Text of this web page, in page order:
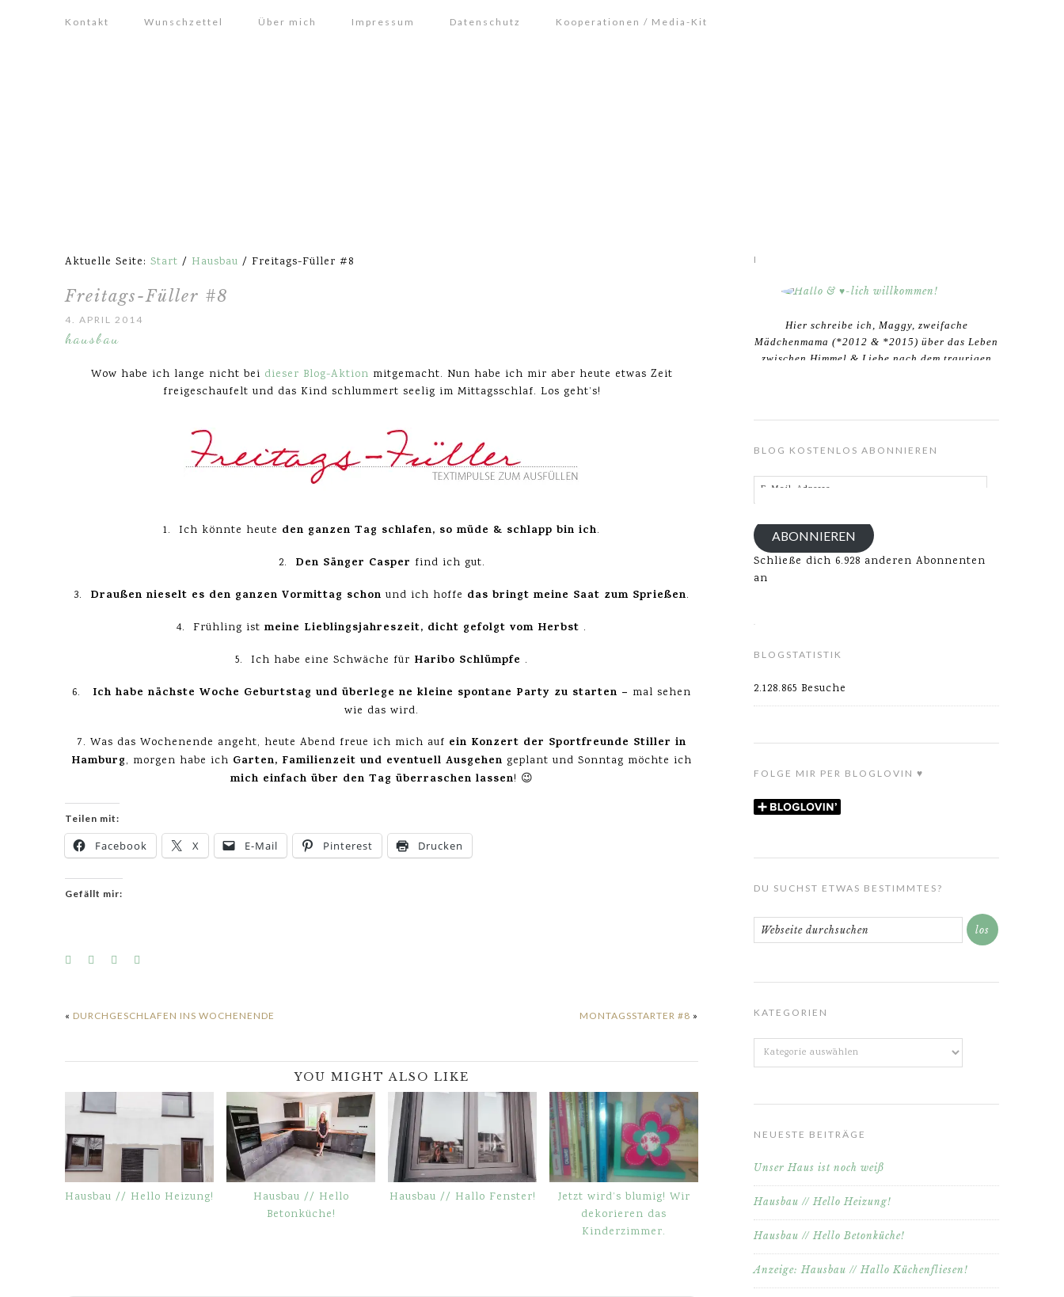
Kontakt Wunschzettel Über mich Impressum Datenschutz Kooperationen / Media-Kit
Aktuelle Seite: Start / Hausbau / Freitags-Füller #8
Freitags-Füller #8
4. APRIL 2014
hausbau
Wow habe ich lange nicht bei dieser Blog-Aktion mitgemacht. Nun habe ich mir aber heute etwas Zeit
freigeschaufelt und das Kind schlummert seelig im Mittagsschlaf. Los geht’s!
1. Ich könnte heute den ganzen Tag schlafen, so müde & schlapp bin ich.
2. Den Sänger Casper find ich gut.
3. Draußen nieselt es den ganzen Vormittag schon und ich hoffe das bringt meine Saat zum Sprießen.
4. Frühling ist meine Lieblingsjahreszeit, dicht gefolgt vom Herbst .
5. Ich habe eine Schwäche für Haribo Schlümpfe .
6. Ich habe nächste Woche Geburtstag und überlege ne kleine spontane Party zu starten – mal sehen
wie das wird.
7. Was das Wochenende angeht, heute Abend freue ich mich auf ein Konzert der Sportfreunde Stiller in
Hamburg, morgen habe ich Garten, Familienzeit und eventuell Ausgehen geplant und Sonntag möchte ich
mich einfach über den Tag überraschen lassen! 😉
Teilen mit:
Facebook X E-Mail Pinterest Drucken
Gefällt mir:
« DURCHGESCHLAFEN INS WOCHENENDE MONTAGSSTARTER #8 »
YOU MIGHT ALSO LIKE
Hausbau // Hello Heizung!
Hausbau // Hello
Betonküche!
Hausbau // Hallo Fenster!
Jetzt wird’s blumig! Wir
dekorieren das
Kinderzimmer.
HALLO & ♥-LICH WILLKOMMEN!
Hier schreibe ich, Maggy, zweifache
Mädchenmama (*2012 & *2015) über das Leben
zwischen Himmel & Liebe nach dem traurigen
BLOG KOSTENLOS ABONNIEREN
E-
Mail-
ABONNIEREN
Schließe dich 6.928 anderen Abonnenten
an
BLOGSTATISTIK
2.128.865 Besuche
FOLGE MIR PER BLOGLOVIN ♥
DU SUCHST ETWAS BESTIMMTES?
KATEGORIEN
Kategorien
NEUESTE BEITRÄGE
Unser Haus ist noch weiß
Hausbau // Hello Heizung!
Hausbau // Hello Betonküche!
Anzeige: Hausbau // Hallo Küchenfliesen!